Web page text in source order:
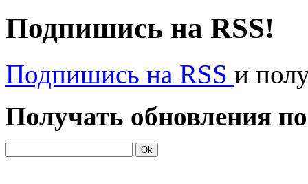
Подпишись на RSS!
Подпишись на RSS и
Получать обновления